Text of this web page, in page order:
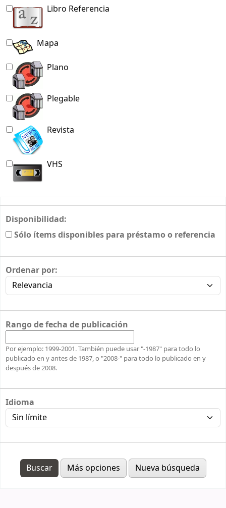
Libro Referencia
Mapa
Plano
Plegable
Revista
VHS
Disponibilidad:
Sólo ítems disponibles para préstamo o referencia
Ordenar por:
Rango de fecha de publicación
Por ejemplo: 1999-2001. También puede usar "-1987" para todo lo
publicado en y antes de 1987, o "2008-" para todo lo publicado en y
después de 2008.
Idioma
Más opciones Nueva búsqueda